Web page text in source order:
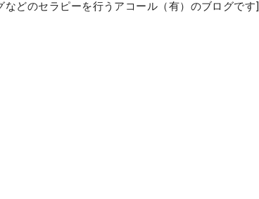
どのセラピーを行うアコール（有）のブログです]